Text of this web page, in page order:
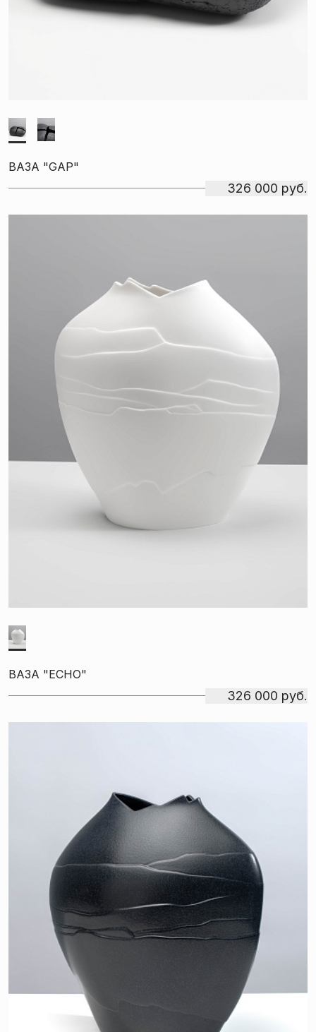
ВАЗА "GAP"
326 000 руб.
ВАЗА "ECHO"
326 000 руб.